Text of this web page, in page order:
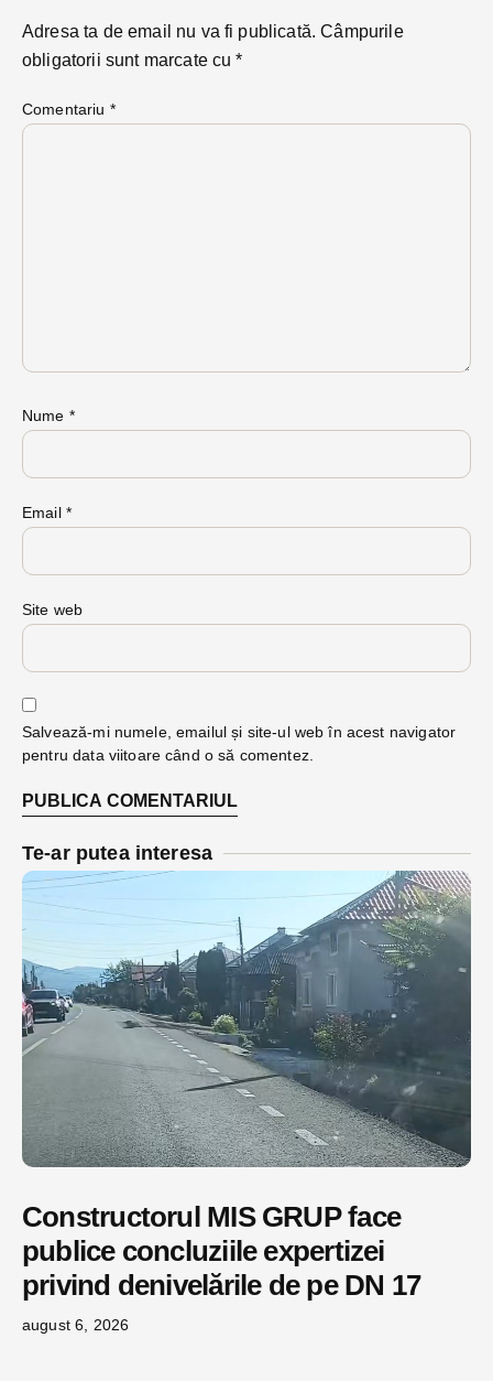
Adresa ta de email nu va fi publicată. Câmpurile
obligatorii sunt marcate cu*
Comentariu *
Nume *
Email *
Site web
Salvează-mi numele, emailul și site-ul web în acest navigator
pentru data viitoare când o să comentez.
Te-ar putea interesa
Constructorul MIS GRUP face
publice concluziile expertizei
privind denivelările de pe DN 17
august 6, 2026